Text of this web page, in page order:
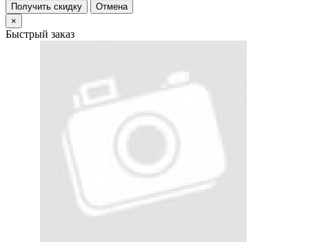
Получить скидку
Отмена
×
Быстрый заказ